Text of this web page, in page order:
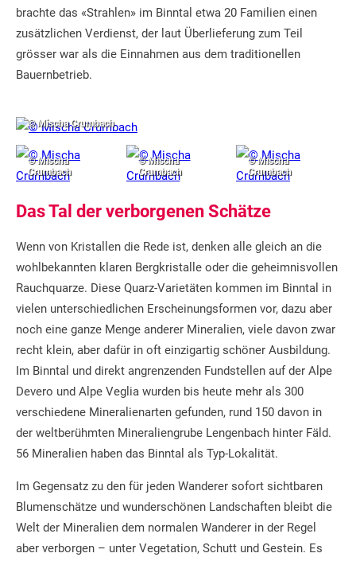
brachte das «Strahlen» im Binntal etwa 20 Familien einen
zusätzlichen Verdienst, der laut Überlieferung zum Teil
grösser war als die Einnahmen aus dem traditionellen
Bauernbetrieb.
© Mischa Crumbach
© Mischa
Crumbach
© Mischa
Crumbach
© Mischa
Crumbach
Das Tal der verborgenen Schätze
Wenn von Kristallen die Rede ist, denken alle gleich an die
wohlbekannten klaren Bergkristalle oder die geheimnisvollen
Rauchquarze. Diese Quarz-Varietäten kommen im Binntal in
vielen unterschiedlichen Erscheinungsformen vor, dazu aber
noch eine ganze Menge anderer Mineralien, viele davon zwar
recht klein, aber dafür in oft einzigartig schöner Ausbildung.
Im Binntal und direkt angrenzenden Fundstellen auf der Alpe
Devero und Alpe Veglia wurden bis heute mehr als 300
verschiedene Mineralienarten gefunden, rund 150 davon in
der weltberühmten Mineraliengrube Lengenbach hinter Fäld.
56 Mineralien haben das Binntal als Typ-Lokalität.
Im Gegensatz zu den für jeden Wanderer sofort sichtbaren
Blumenschätze und wunderschönen Landschaften bleibt die
Welt der Mineralien dem normalen Wanderer in der Regel
aber verborgen – unter Vegetation, Schutt und Gestein. Es